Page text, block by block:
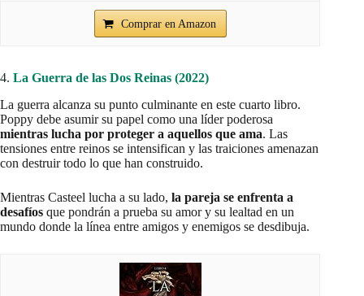
Comprar en Amazon
4. La Guerra de las Dos Reinas (2022)
La guerra alcanza su punto culminante en este cuarto libro.
Poppy debe asumir su papel como una líder poderosa
mientras lucha por proteger a aquellos que ama. Las
tensiones entre reinos se intensifican y las traiciones amenazan
con destruir todo lo que han construido.
Mientras Casteel lucha a su lado, la pareja se enfrenta a
desafíos que pondrán a prueba su amor y su lealtad en un
mundo donde la línea entre amigos y enemigos se desdibuja.